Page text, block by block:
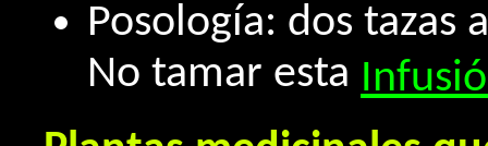
Posología: dos tazas
No tamar esta